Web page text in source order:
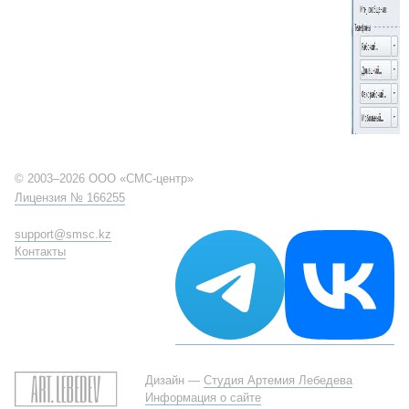
© 2003–2026 ООО «СМС-центр»
Лицензия № 166255
support@smsc.kz
Контакты
Дизайн — Студия Артемия Лебедева
Информация о сайте